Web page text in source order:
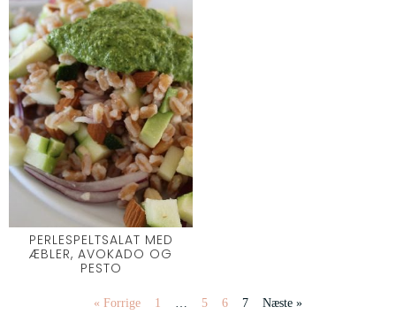
PERLESPELTSALAT MED
ÆBLER, AVOKADO OG
PESTO
« Forrige 1 5 6 7 Næste »